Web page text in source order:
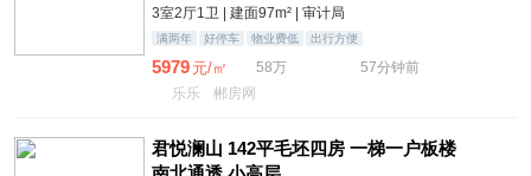
3室2厅1卫 | 建面97m² | 审计局
满两年 好停车 物业费低 出行方便
5979 元/㎡ 58万
57分钟前
乐乐
郴房网
君悦澜山 142平毛坯四房 一梯一户板楼